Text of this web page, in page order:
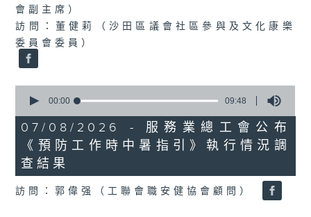
會副主席）
訪問：董健莉（沙田區議會社區參與及文化康樂
委員會委員）
seconds
9
minutes,
48
seconds
00:00 09:48
07/08/2026 - 服務業總工會公布
《預防工作時中暑指引》執行情況調
查結果
訪問：郭偉强（工聯會職安健協會顧問）